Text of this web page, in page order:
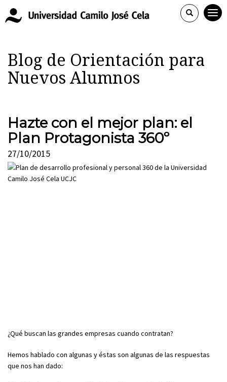
Blog de Orientación para
Nuevos Alumnos
Hazte con el mejor plan: el
Plan Protagonista 360º
27/10/2015
¿Qué buscan las grandes empresas cuando contratan?
Hemos hablado con algunas y éstas son algunas de las respuestas
que nos han dado: